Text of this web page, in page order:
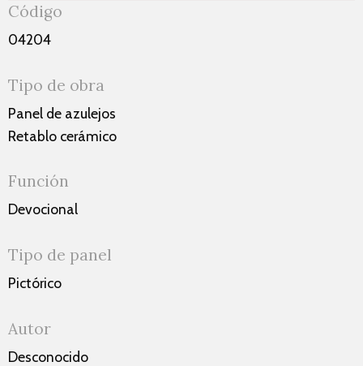
Código
04204
Tipo de obra
Panel de azulejos
Retablo cerámico
Función
Devocional
Tipo de panel
Pictórico
Autor
Desconocido